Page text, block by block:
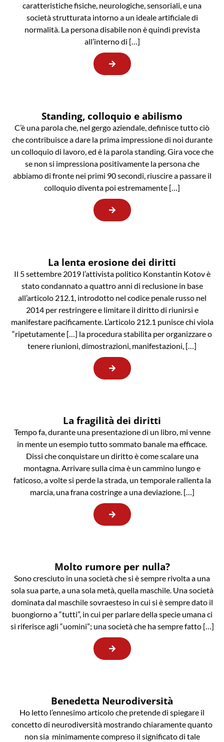
caratteristiche fisiche, neurologiche, sensoriali, e una
società strutturata intorno a un ideale artificiale di
normalità. La persona disabile non è quindi prevista
all’interno di […]
Standing, colloquio e abilismo
C’è una parola che, nel gergo aziendale, definisce tutto ciò
che contribuisce a dare la prima impressione di noi durante
un colloquio di lavoro, ed è la parola standing. Gira voce che
se non si impressiona positivamente la persona che
abbiamo di fronte nei primi 90 secondi, riuscire a passare il
colloquio diventa poi estremamente […]
La lenta erosione dei diritti
Il 5 settembre 2019 l’attivista politico Konstantin Kotov è
stato condannato a quattro anni di reclusione in base
all’articolo 212.1, introdotto nel codice penale russo nel
2014 per restringere e limitare il diritto di riunirsi e
manifestare pacificamente. L’articolo 212.1 punisce chi viola
“ripetutamente […] la procedura stabilita per organizzare o
tenere riunioni, dimostrazioni, manifestazioni, […]
La fragilità dei diritti
Tempo fa, durante una presentazione di un libro, mi venne
in mente un esempio tutto sommato banale ma efficace.
Dissi che conquistare un diritto è come scalare una
montagna. Arrivare sulla cima è un cammino lungo e
faticoso, a volte si perde la strada, un temporale rallenta la
marcia, una frana costringe a una deviazione. […]
Molto rumore per nulla?
Sono cresciuto in una società che si è sempre rivolta a una
sola sua parte, a una sola metà, quella maschile. Una società
dominata dal maschile sovraesteso in cui si è sempre dato il
buongiorno a “tutti”, in cui per parlare della specie umana ci
si riferisce agli “uomini”; una società che ha sempre fatto […]
Benedetta Neurodiversità
Ho letto l’ennesimo articolo che pretende di spiegare il
concetto di neurodiversità mostrando chiaramente quanto
non sia minimamente compreso il significato di tale